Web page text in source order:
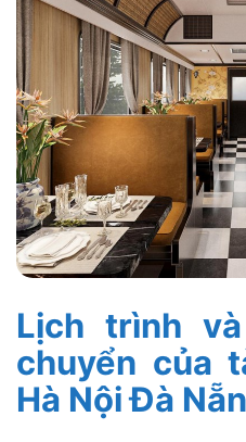
Lịch trình
chuyển của
Hà Nội Đà